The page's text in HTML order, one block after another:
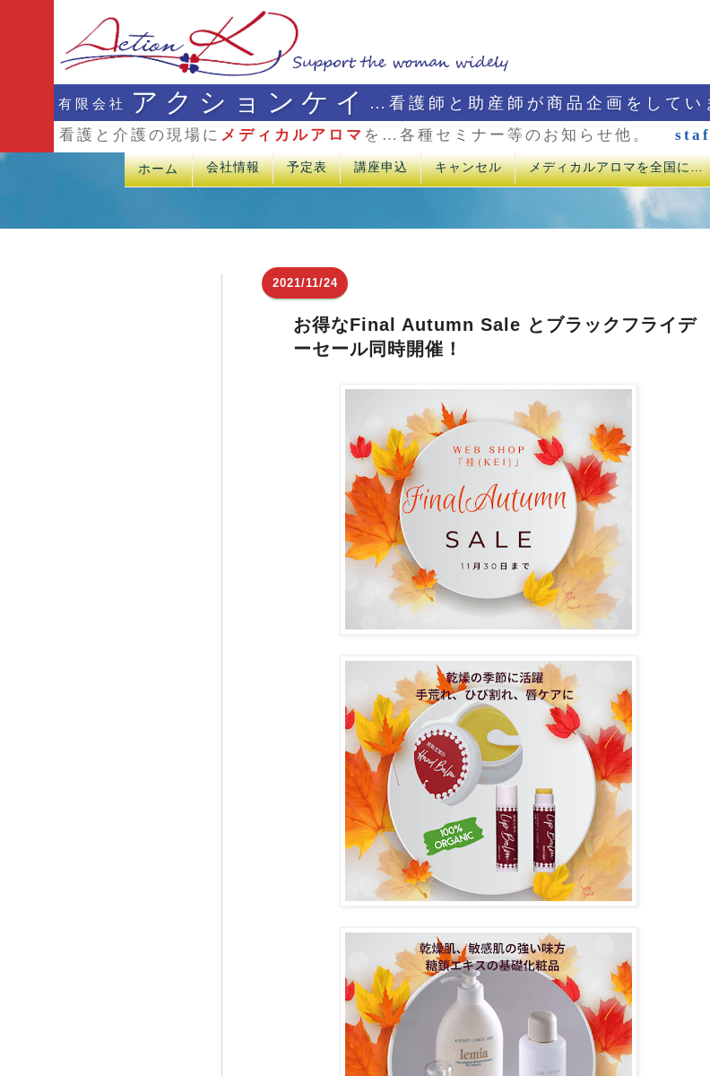
有限会社 アクションケイ …看護師と助産師が商品企画をしてい
看護と介護の現場に メディカルアロマ を…各種セミナー等のお知らせ他。
ホーム 会社情報 予定表 講座申込 キャンセル メディカルアロマを全国に…
2021/11/24
お得なFinal Autumn Sale とブラックフライデ
ーセール同時開催！